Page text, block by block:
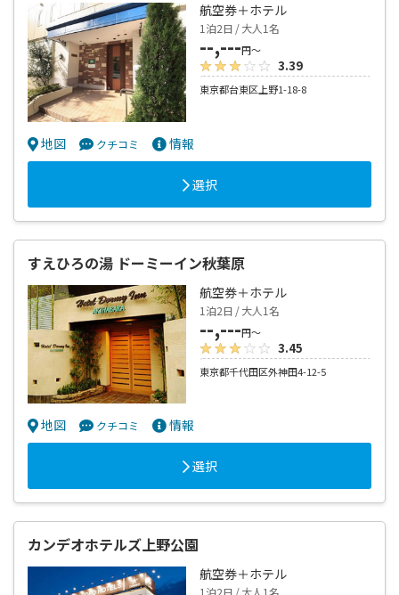
航空券＋ホテル
1泊2日 / 大人1名
--,---円～
3.39
東京都台東区上野1-18-8
地図 クチコミ 情報
選択
すえひろの湯 ドーミーイン秋葉原
航空券＋ホテル
1泊2日 / 大人1名
--,---円～
3.45
東京都千代田区外神田4-12-5
地図 クチコミ 情報
選択
カンデオホテルズ上野公園
航空券＋ホテル